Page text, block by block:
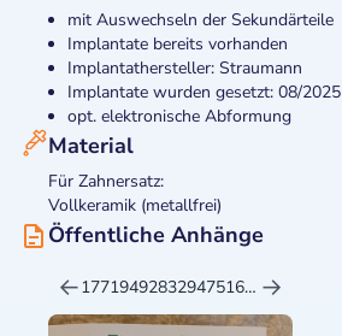
mit Auswechseln der Sekundärteile
Implantate bereits vorhanden
Implantathersteller: Straumann
Implantate wurden gesetzt: 08/2025
opt. elektronische Abformung
Material
Für Zahnersatz:
Vollkeramik (metallfrei)
Öffentliche Anhänge
← 17719492832947516074349856946601 →